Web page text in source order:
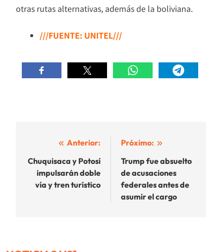
otras rutas alternativas, además de la boliviana.
///FUENTE: UNITEL///
Navegación
de
entradas
Anterior:
Chuquisaca y Potosí
impulsarán doble
vía y tren turístico
Próximo:
Trump fue absuelto
de acusaciones
federales antes de
asumir el cargo